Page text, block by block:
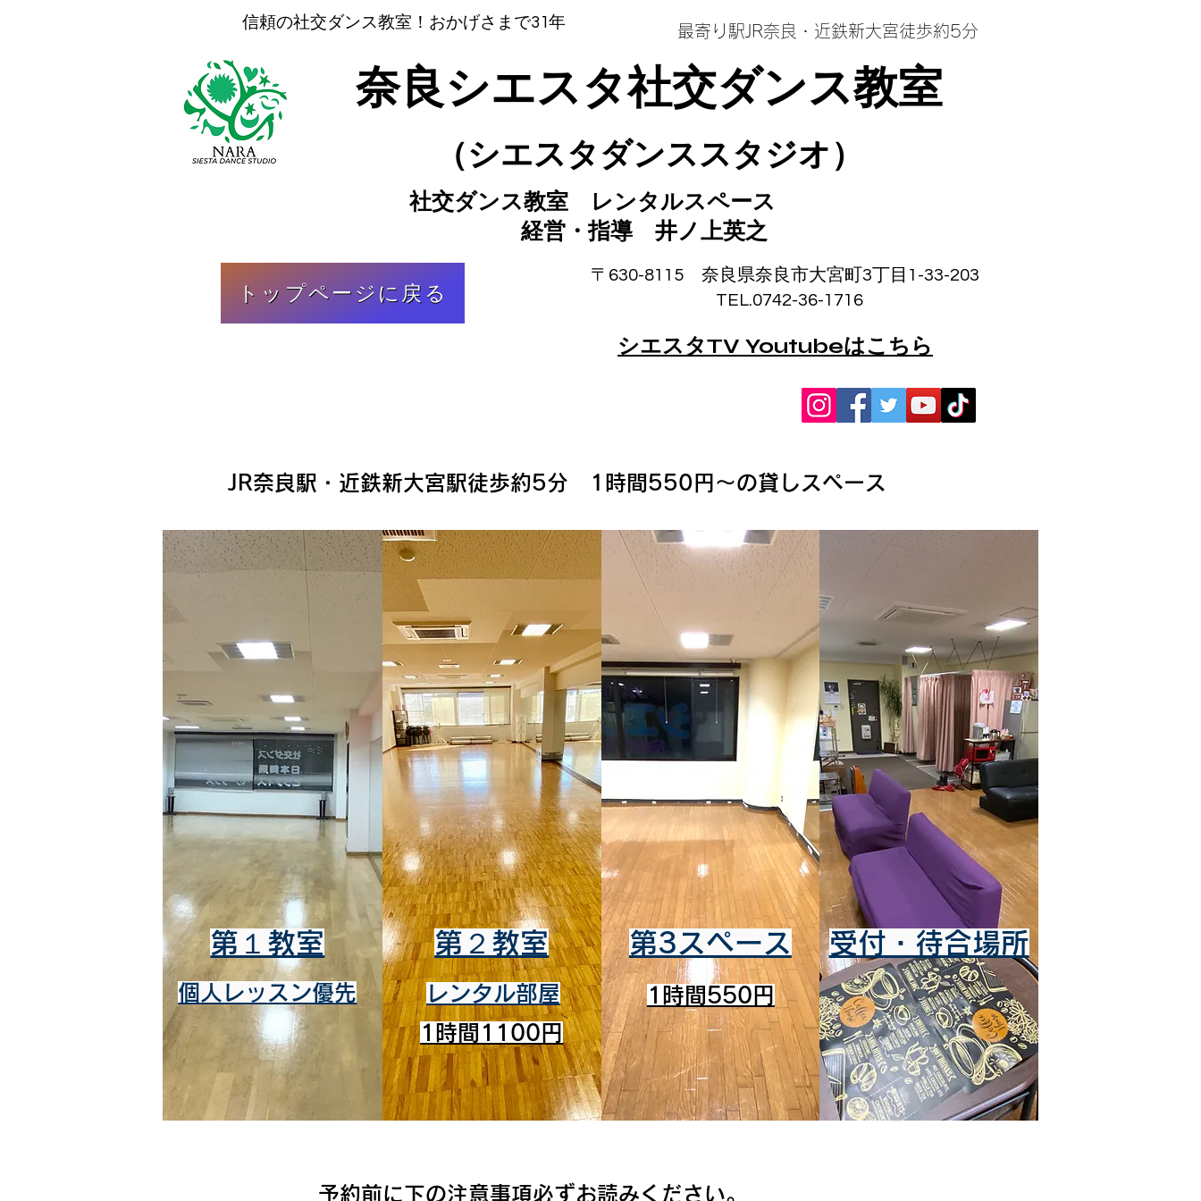
信頼の社交ダンス教室！おかげさまで31年 最寄り駅JR奈良・近鉄新大宮徒歩約5分
奈良シエスタ社交ダンス教室
（シエスタダンススタジオ）
社交ダンス教室 レンタルスペース
​ 経営・指導 井ノ上英之
トップページに戻る
〒630-8115 奈良県奈良市大宮町3丁目1-33-203
TEL.0742-36-1716
シエスタTV Youtubeはこちら
JR奈良駅・近鉄新大宮駅徒歩約5分 1時間550円～の貸しスペース
第１教室
個人レッ スン優先
第２教室
1時間1100円
第3スペース 受付・待合場所
1時間550円
レンタル部屋
予約前に下の注意事項必ずお読みください。